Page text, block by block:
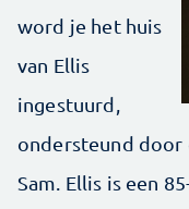
word je het huis
van Ellis
ingestuurd,
ondersteund
Sam. Ellis is een